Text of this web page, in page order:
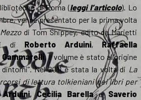
di Roma (leggi l’articolo). Lo
venne presentato per la prima volta
di Tom Shippey, edito da Marietti
di Roberto Arduini, Raffaella
. Il volume è stato all’origine
Nel 2011 è stata la volta di La
di lettura tolkieniani nei libri per
,Cecilia Barellae Saverio